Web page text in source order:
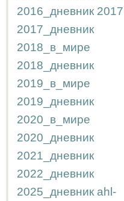
2016_дневник 2017
2017_дневник
2018_в_мире
2018_дневник
2019_в_мире
2019_дневник
2020_в_мире
2020_дневник
2021_дневник
2022_дневник
2025_дневник ahl-